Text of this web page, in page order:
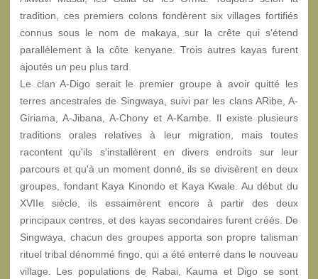
tradition, ces premiers colons fondèrent six villages fortifiés
connus sous le nom de makaya, sur la crête qui s'étend
parallèlement à la côte kenyane. Trois autres kayas furent
ajoutés un peu plus tard.
Le clan A-Digo serait le premier groupe à avoir quitté les
terres ancestrales de Singwaya, suivi par les clans ARibe, A-
Giriama, A-Jibana, A-Chony et A-Kambe. Il existe plusieurs
traditions orales relatives à leur migration, mais toutes
racontent qu'ils s'installèrent en divers endroits sur leur
parcours et qu'à un moment donné, ils se divisèrent en deux
groupes, fondant Kaya Kinondo et Kaya Kwale. Au début du
XVIIe siècle, ils essaimèrent encore à partir des deux
principaux centres, et des kayas secondaires furent créés. De
Singwaya, chacun des groupes apporta son propre talisman
rituel tribal dénommé fingo, qui a été enterré dans le nouveau
village. Les populations de Rabai, Kauma et Digo se sont